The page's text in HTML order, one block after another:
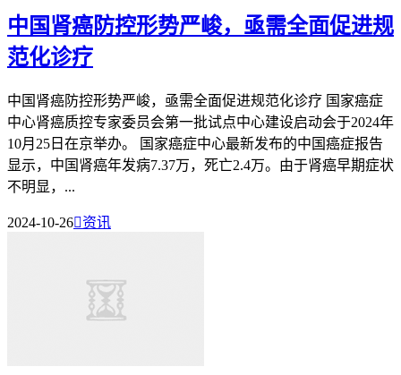
中国肾癌防控形势严峻，亟需全面促进规
范化诊疗
中国肾癌防控形势严峻，亟需全面促进规范化诊疗 国家癌症
中心肾癌质控专家委员会第一批试点中心建设启动会于2024年
10月25日在京举办。 国家癌症中心最新发布的中国癌症报告
显示，中国肾癌年发病7.37万，死亡2.4万。由于肾癌早期症状
不明显，...
2024-10-26资讯